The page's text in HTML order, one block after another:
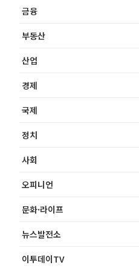
금융
부동산
산업
경제
국제
정치
사회
오피니언
문화·라이프
뉴스발전소
이투데이TV